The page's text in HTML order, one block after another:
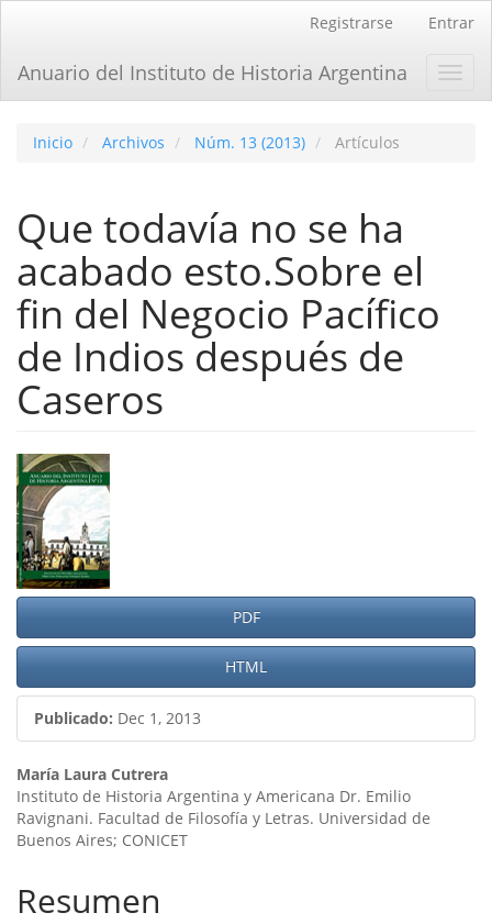
principal
Barra
Registrarse Entrar
Anuario del Instituto de Historia Argentina
Inicio Archivos Núm. 13 (2013) Artículos
Que todaví­a no se ha
acabado esto.Sobre el
fin del Negocio Pací­fico
de Indios después de
Caseros
Barra
lateral
del
artículo
PDF
HTML
Publicado: Dec 1, 2013
Contenido
principal
del
artículo
María Laura Cutrera
Instituto de Historia Argentina y Americana Dr. Emilio
Ravignani. Facultad de Filosofía y Letras. Universidad de
Buenos Aires; CONICET
Resumen